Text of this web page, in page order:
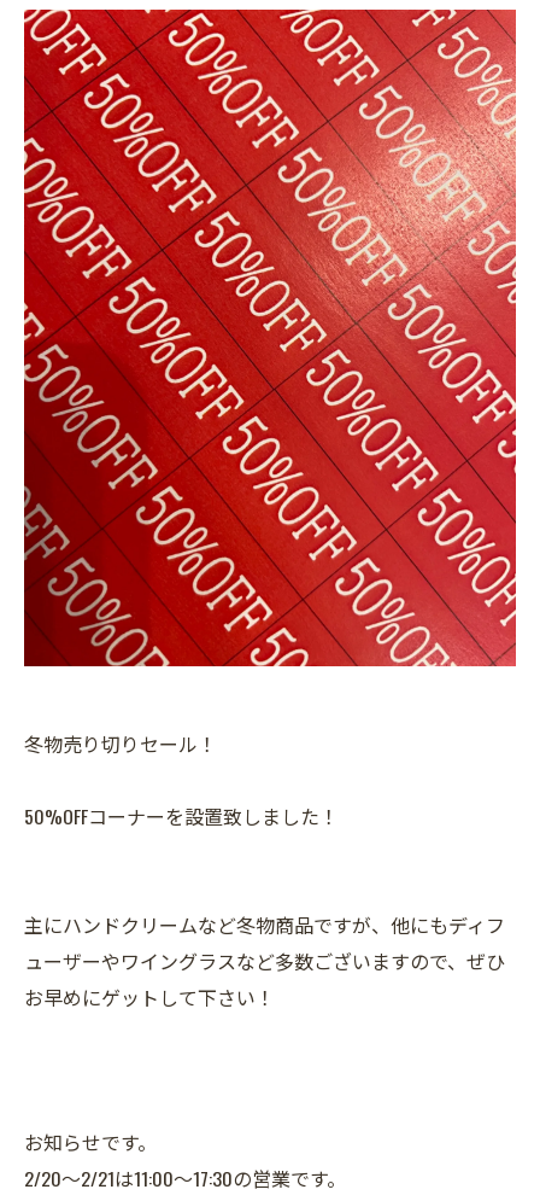
冬物売り切りセール！
50%OFFコーナーを設置致しました！
主にハンドクリームなど冬物商品ですが、他にもディフ
ューザーやワイングラスなど多数ございますので、ぜひ
お早めにゲットして下さい！
お知らせです。
2/20〜2/21は11:00〜17:30の営業です。